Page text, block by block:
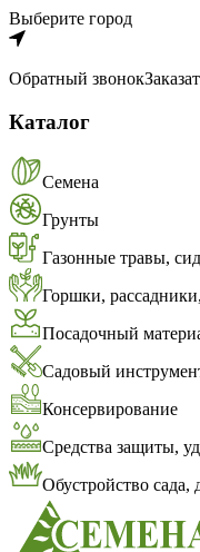
Выберите город
Обратный звонок
Каталог
Семена
Грунты
Газонные травы,
Горшки,
Посадочный
Садовый
Консервирование
Средства защиты,
Обустройство сада,